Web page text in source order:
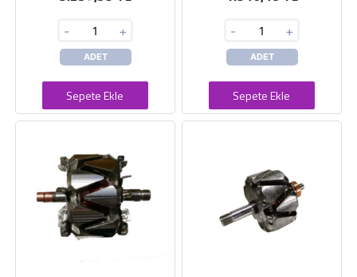
- +
ADET
Sepete Ekle
- +
ADET
Sepete Ekle